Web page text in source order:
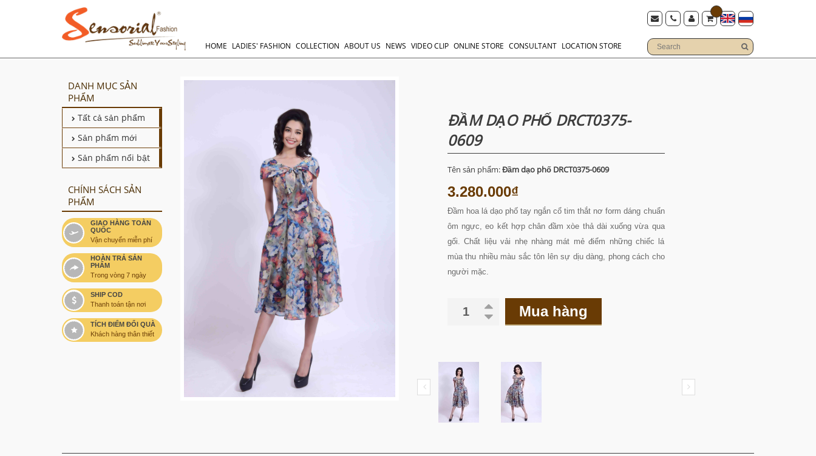
HOME LADIES' FASHION COLLECTION ABOUT US NEWS VIDEO CLIP ONLINE STORE CONSULTANT LOCATION STORE
DANH MỤC SẢN
PHẨM
Tất cả sản phẩm
Sản phẩm mới
Sản phẩm nổi bật
CHÍNH SÁCH SẢN
PHẨM
GIAO HÀNG TOÀN
QUỐC
Vận chuyển miễn phí
HOÀN TRẢ SẢN
PHẨM
Trong vòng 7 ngày
SHIP COD
Thanh toán tận nơi
TÍCH ĐIỂM ĐỔI QUÀ
Khách hàng thân thiết
ĐẦM DẠO PHỐ DRCT0375-
0609
Tên sản phẩm:Đầm dạo phố DRCT0375-0609
3.280.000₫
Đầm hoa lá dạo phố tay ngắn cổ tim thắt nơ form dáng chuẩn
ôm ngực, eo kết hợp chân đầm xòe thả dài xuống vừa qua
gối. Chất liệu vải nhẹ nhàng mát mẻ điểm những chiếc lá
mùa thu nhiều màu sắc tôn lên sự dịu dàng, phong cách cho
người mặc.
Mua hàng